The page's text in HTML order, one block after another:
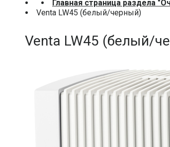
Главная страница раздела
Venta LW45 (белый/черный)
Venta LW45 (белый/